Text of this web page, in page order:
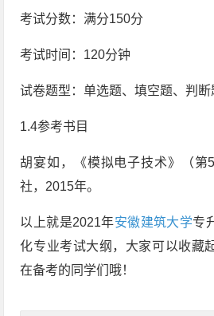
考试分数：满分150分
考试时间：120分钟
试卷题型：单选题、填空题、判
1.4参考书目
胡宴如，《模拟电子技术》（第
社，2015年。
以上就是2021年安徽建筑大学专
化专业考试大纲，大家可以收藏
在备考的同学们哦！